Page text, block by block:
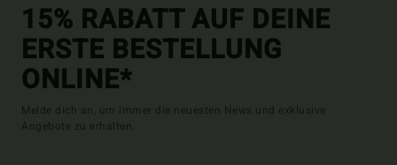
15% RABATT AUF DEINE
ERSTE BESTELLUNG
ONLINE*
Melde dich an, um immer die neuesten News und exklusive
Angebote zu erhalten.